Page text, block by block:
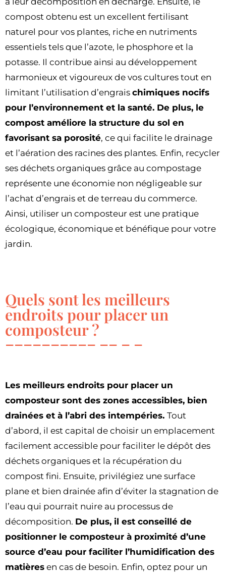
compost obtenu est un excellent fertilisant
naturel pour vos plantes, riche en nutriments
essentiels tels que l’azote, le phosphore et la
potasse. Il contribue ainsi au développement
harmonieux et vigoureux de vos cultures tout en
limitant l’utilisation d’engrais chimiques nocifs
pour l’environnement et la santé. De plus, le
compost améliore la structure du sol en
favorisant sa porosité, ce qui facilite le drainage
et l’aération des racines des plantes. Enfin, recycler
ses déchets organiques grâce au compostage
représente une économie non négligeable sur
l’achat d’engrais et de terreau du commerce.
Ainsi, utiliser un composteur est une pratique
écologique, économique et bénéfique pour votre
jardin.
Quels sont les meilleurs
endroits pour placer un
composteur ?
Les meilleurs endroits pour placer un
composteur sont des zones accessibles, bien
drainées et à l’abri des intempéries. Tout
d’abord, il est capital de choisir un emplacement
facilement accessible pour faciliter le dépôt des
déchets organiques et la récupération du
compost fini. Ensuite, privilégiez une surface
plane et bien drainée afin d’éviter la stagnation de
l’eau qui pourrait nuire au processus de
décomposition. De plus, il est conseillé de
positionner le composteur à proximité d’une
source d’eau pour faciliter l’humidification des
matières en cas de besoin. Enfin, optez pour un